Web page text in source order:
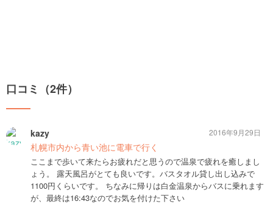
口コミ（2件）
kazy
札幌市内から青い池に電車で行く
ここまで歩いて来たらお疲れだと思うので温泉で疲れを癒しまし
ょう。 露天風呂がとても良いです。バスタオル貸し出し込みで
1100円くらいです。 ちなみに帰りは白金温泉からバスに乗れます
が、最終は16:43なのでお気を付けた下さい
2016年9月29日